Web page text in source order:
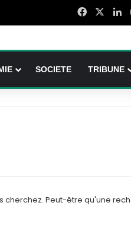
Facebook
SOCIETE TRIBUNE
cherchez. Peut-être qu'une